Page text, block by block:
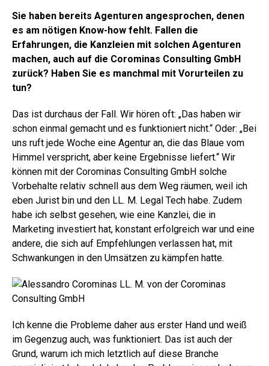
Sie haben bereits Agenturen angesprochen, denen
es am nötigen Know-how fehlt. Fallen die
Erfahrungen, die Kanzleien mit solchen Agenturen
machen, auch auf die Corominas Consulting GmbH
zurück? Haben Sie es manchmal mit Vorurteilen zu
tun?
Das ist durchaus der Fall. Wir hören oft: „Das haben wir
schon einmal gemacht und es funktioniert nicht.“ Oder: „Bei
uns ruft jede Woche eine Agentur an, die das Blaue vom
Himmel verspricht, aber keine Ergebnisse liefert.“ Wir
können mit der Corominas Consulting GmbH solche
Vorbehalte relativ schnell aus dem Weg räumen, weil ich
eben Jurist bin und den LL. M. Legal Tech habe. Zudem
habe ich selbst gesehen, wie eine Kanzlei, die in
Marketing investiert hat, konstant erfolgreich war und eine
andere, die sich auf Empfehlungen verlassen hat, mit
Schwankungen in den Umsätzen zu kämpfen hatte.
Ich kenne die Probleme daher aus erster Hand und weiß
im Gegenzug auch, was funktioniert. Das ist auch der
Grund, warum ich mich letztlich auf diese Branche